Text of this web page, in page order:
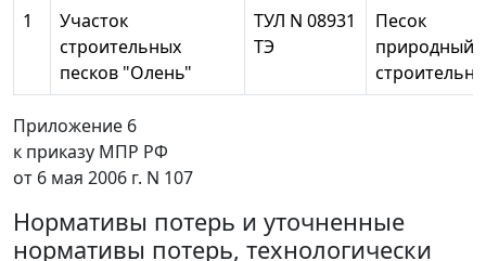
1
Участок
строительных
песков "Олень"
ТУЛ N 08931
ТЭ
Песок
природный
Приложение 6
к приказу МПР РФ
от 6 мая 2006 г. N 107
Нормативы потерь и уточненные
нормативы потерь, технологически